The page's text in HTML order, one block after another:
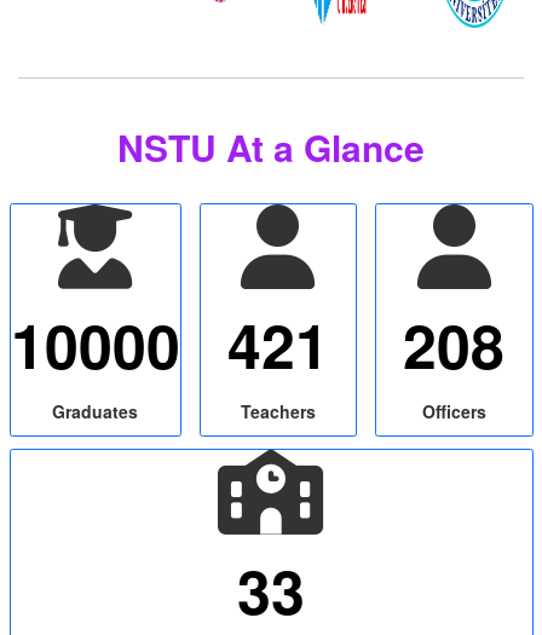
NSTU At a Glance
10000
Graduates
421
Teachers
208
Officers
33